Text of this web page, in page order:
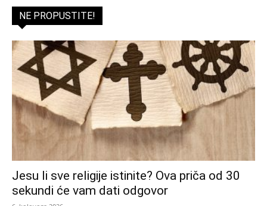
NE PROPUSTITE!
Jesu li sve religije istinite? Ova priča od 30
sekundi će vam dati odgovor